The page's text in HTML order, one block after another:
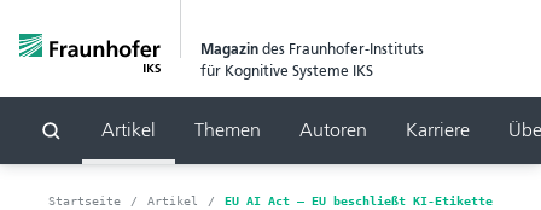
Magazin des Fraunhofer-Instituts
für Kognitive Systeme IKS
Suchen
Artikel Themen Autoren Karriere
Startseite Artikel EU AI Act – EU beschließt KI-Etikette